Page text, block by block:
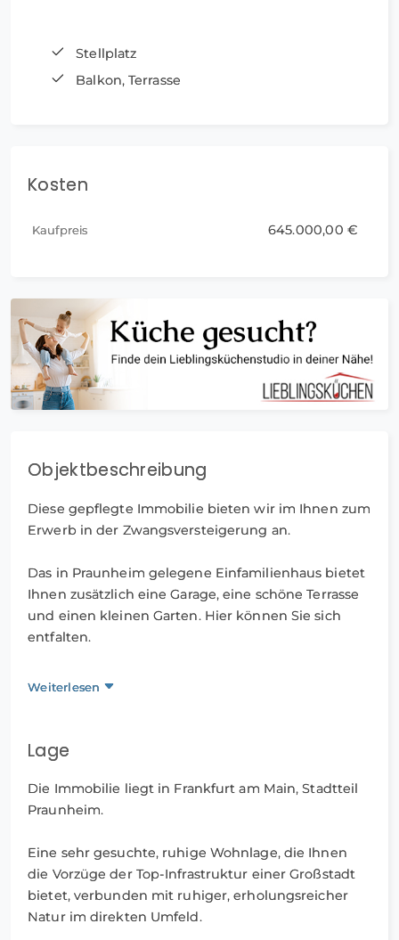
Stellplatz
Balkon, Terrasse
Kosten
Kaufpreis 645.000,00 €
Objektbeschreibung
Diese gepflegte Immobilie bieten wir im Ihnen zum
Erwerb in der Zwangsversteigerung an.
Das in Praunheim gelegene Einfamilienhaus bietet
Ihnen zusätzlich eine Garage, eine schöne Terrasse
und einen kleinen Garten. Hier können Sie sich
entfalten.
Der reine Grundstückswert liegt gemessen am
Da es sich um eine Zwangsversteigerung handelt,
ist ein Energieausweis nicht erforderlich.
Sachverständigengutachten lassen wir Ihnen auf
Wunsch gerne zukommen, wenn Sie uns Ihre
vollständigen Kontaktdaten mitteilen.
Weiterlesen
Lage
Die Immobilie liegt in Frankfurt am Main, Stadtteil
Praunheim.
Eine sehr gesuchte, ruhige Wohnlage, die Ihnen
die Vorzüge der Top-Infrastruktur einer Großstadt
bietet, verbunden mit ruhiger, erholungsreicher
Natur im direkten Umfeld.